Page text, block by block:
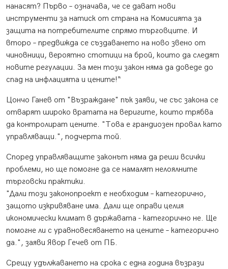
нанасят? Първо – означава, че се дават нови
инструменти за натиск от страна на Комисията за
защита на потребителите спрямо търговците. И
второ – предвижда се създаването на ново звено от
чиновници, вероятно стотици на брой, които да следят
новите регулации. За мен този закон няма да доведе до
спад на инфлацията и цените!“
Цончо Ганев от "Възраждане" пък заяви, че със закона се
отварят широко вратата на веригите, които трябва
да контролират цените. "Това е грандиозен провал като
управляващи.", подчерта той.
Според управляващите законът няма да реши всички
проблеми, но ще помогне да се намалят нелоялните
търговски практики.
"Дали този законопроект е необходим – категорично,
защото изкривяване има. Дали ще оправи целия
икономически климат в държавата - категорично не. Ще
помогне ли с уравновесяването на цените – категорично
да.", заяви Явор Гечев от ПБ.
Срещу удължаването на срока с една година възрази